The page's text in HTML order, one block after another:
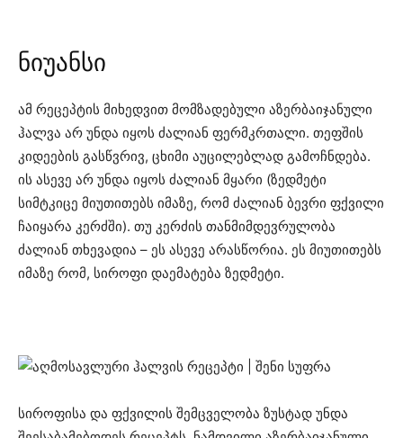
ნიუანსი
ამ რეცეპტის მიხედვით მომზადებული აზერბაიჯანული
ჰალვა არ უნდა იყოს ძალიან ფერმკრთალი. თეფშის
კიდეების გასწვრივ, ცხიმი აუცილებლად გამოჩნდება.
ის ასევე არ უნდა იყოს ძალიან მყარი (ზედმეტი
სიმტკიცე მიუთითებს იმაზე, რომ ძალიან ბევრი ფქვილი
ჩაიყარა კერძში). თუ კერძის თანმიმდევრულობა
ძალიან თხევადია – ეს ასევე არასწორია. ეს მიუთითებს
იმაზე რომ, სიროფი დაემატება ზედმეტი.
სიროფისა და ფქვილის შემცველობა ზუსტად უნდა